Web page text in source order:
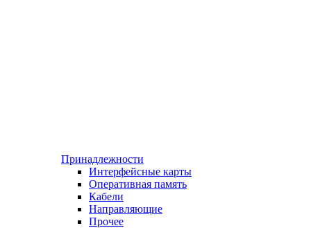
Принадлежности
Интерфейсные карты
Оперативная память
Кабели
Направляющие
Прочее